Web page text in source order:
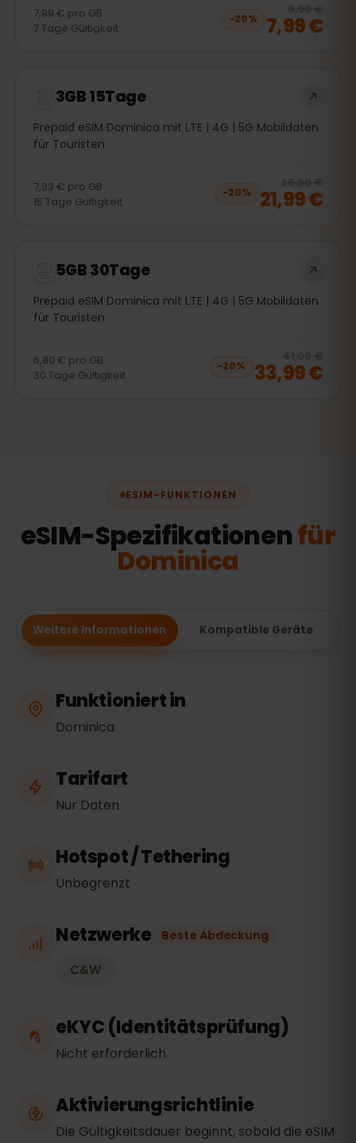
7,99 € pro GB
7Tage Gültigkeit
−20%
9,99 €
7,99 €
3GB 15Tage
Prepaid eSIM Dominica mit LTE | 4G | 5G Mobildaten
für Touristen
7,33 € pro GB
15 Tage Gültigkeit
−20%
26,99 €
21,99 €
5GB 30Tage
Prepaid eSIM Dominica mit LTE | 4G | 5G Mobildaten
für Touristen
6,80 € pro GB
30 Tage Gültigkeit
−20%
41,99 €
33,99 €
ESIM-FUNKTIONEN
eSIM-Spezifikationenfür
Dominica
Weitere Informationen Kompatible Geräte
Funktioniert in
Dominica
Tarifart
Nur Daten
Hotspot / Tethering
Unbegrenzt
Netzwerke Beste Abdeckung
C&W
eKYC (Identitätsprüfung)
Nicht erforderlich
Aktivierungsrichtlinie
Die Gültigkeitsdauer beginnt, sobald die eSIM